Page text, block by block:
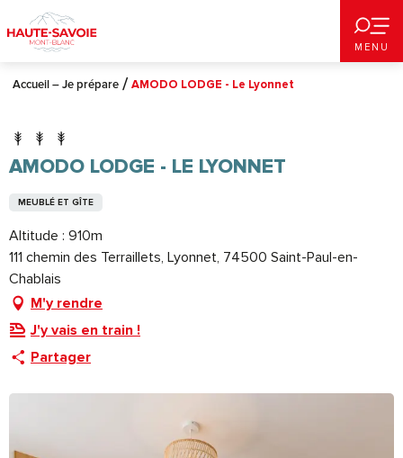
au
contenu
principal
MENU
Accueil – Je prépare AMODO LODGE - Le Lyonnet
AMODO LODGE - LE LYONNET
MEUBLÉ ET GÎTE
Altitude : 910m
111 chemin des Terraillets, Lyonnet, 74500 Saint-Paul-en-
Chablais
M'y rendre
J'y vais en train !
Partager